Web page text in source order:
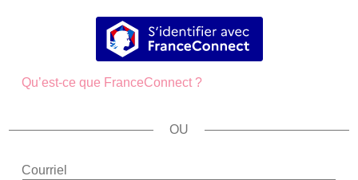
S’identifier avec
Qu’est-ce que FranceConnect ?
Courriel